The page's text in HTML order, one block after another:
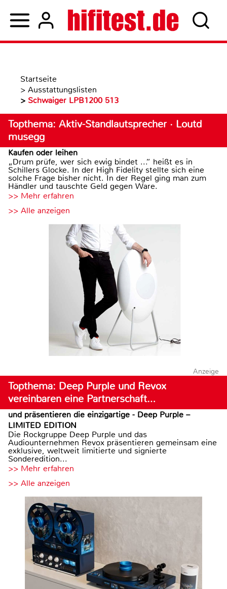
Startseite
> Ausstattungslisten
>
Schwaiger LPB1200 513
Topthema: Aktiv-Standlautsprecher · Loutd
musegg
Kaufen oder leihen
„Drum prüfe, wer sich ewig bindet ...“ heißt es in
Schillers Glocke. In der High Fidelity stellte sich eine
solche Frage bisher nicht. In der Regel ging man zum
Händler und tauschte Geld gegen Ware.
>> Mehr erfahren
>> Alle anzeigen
Anzeige
Topthema: Deep Purple und Revox
vereinbaren eine Partnerschaft…
und präsentieren die einzigartige - Deep Purple –
LIMITED EDITION
Die Rockgruppe Deep Purple und das
Audiounternehmen Revox präsentieren gemeinsam eine
exklusive, weltweit limitierte und signierte
Sonderedition...
>> Mehr erfahren
>> Alle anzeigen